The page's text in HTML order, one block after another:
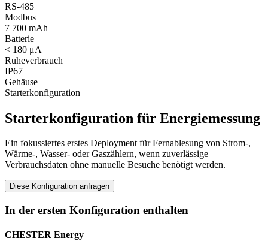
RS‑485
Modbus
7 700 mAh
Batterie
< 180 μA
Ruheverbrauch
IP67
Gehäuse
Starterkonfiguration
Starterkonfiguration für Energiemessung
Ein fokussiertes erstes Deployment für Fernablesung von Strom-,
Wärme-, Wasser- oder Gaszählern, wenn zuverlässige
Verbrauchsdaten ohne manuelle Besuche benötigt werden.
Diese Konfiguration anfragen
In der ersten Konfiguration enthalten
CHESTER Energy